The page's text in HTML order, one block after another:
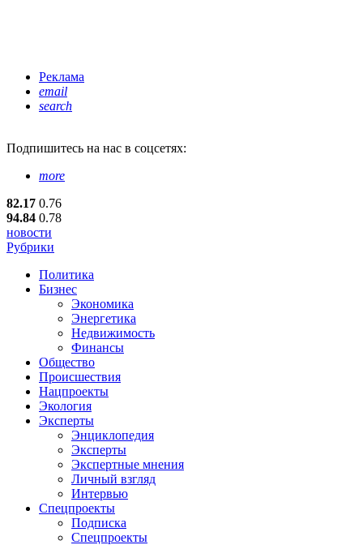
Реклама
email
search
Подпишитесь на нас в соцсетях:
more
82.17 0.76
94.84 0.78
новости
Рубрики
Политика
Бизнес
Экономика
Энергетика
Недвижимость
Финансы
Общество
Происшествия
Нацпроекты
Экология
Эксперты
Энциклопедия
Эксперты
Экспертные мнения
Личный взгляд
Интервью
Спецпроекты
Подписка
Спецпроекты